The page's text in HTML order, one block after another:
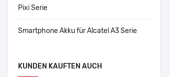
Pixi Serie
Smartphone Akku für Alcatel A3 Serie
KUNDEN KAUFTEN AUCH